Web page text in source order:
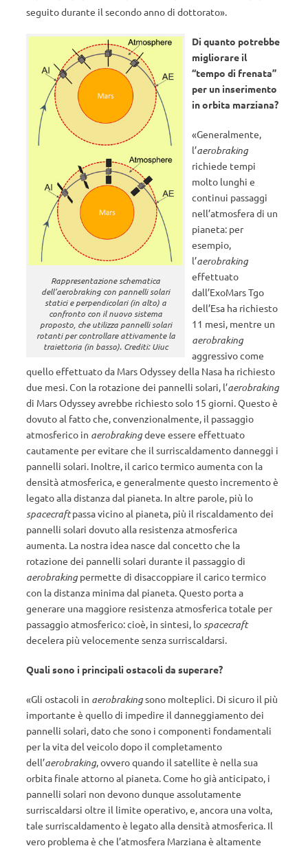
seguito durante il secondo anno di dottorato».
Rappresentazione schematica
dell’aerobraking con pannelli solari
statici e perpendicolari (in alto) a
confronto con il nuovo sistema
proposto, che utilizza pannelli solari
rotanti per controllare attivamente la
traiettoria (in basso). Crediti: Uiuc
Di quanto potrebbe
migliorare il
“tempo di frenata”
per un inserimento
in orbita marziana?
«Generalmente,
l’aerobraking
richiede tempi
molto lunghi e
continui passaggi
nell’atmosfera di un
pianeta: per
esempio,
l’aerobraking
effettuato
dall’ExoMars Tgo
dell’Esa ha richiesto
11 mesi, mentre un
aerobraking
aggressivo come
quello effettuato da Mars Odyssey della Nasa ha richiesto
due mesi. Con la rotazione dei pannelli solari, l’aerobraking
di Mars Odyssey avrebbe richiesto solo 15 giorni. Questo è
dovuto al fatto che, convenzionalmente, il passaggio
atmosferico in aerobrakingdeve essere effettuato
cautamente per evitare che il surriscaldamento danneggi i
pannelli solari. Inoltre, il carico termico aumenta con la
densità atmosferica, e generalmente questo incremento è
legato alla distanza dal pianeta. In altre parole, più lo
spacecraftpassa vicino al pianeta, più il riscaldamento dei
pannelli solari dovuto alla resistenza atmosferica
aumenta. La nostra idea nasce dal concetto che la
rotazione dei pannelli solari durante il passaggio di
aerobrakingpermette di disaccoppiare il carico termico
con la distanza minima dal pianeta. Questo porta a
generare una maggiore resistenza atmosferica totale per
passaggio atmosferico: cioè, in sintesi, lospacecraft
decelera più velocemente senza surriscaldarsi.
Quali sono i principali ostacoli da superare?
«Gli ostacoli in aerobrakingsono molteplici. Di sicuro il più
importante è quello di impedire il danneggiamento dei
pannelli solari, dato che sono i componenti fondamentali
per la vita del veicolo dopo il completamento
dell’aerobraking, ovvero quando il satellite è nella sua
orbita finale attorno al pianeta. Come ho già anticipato, i
pannelli solari non devono dunque assolutamente
surriscaldarsi oltre il limite operativo, e, ancora una volta,
tale surriscaldamento è legato alla densità atmosferica. Il
vero problema è che l’atmosfera Marziana è altamente